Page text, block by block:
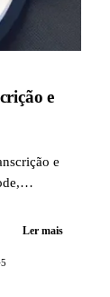
e
e
Ler mais